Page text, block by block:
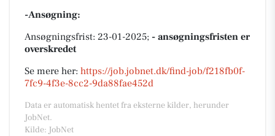
-Ansøgning:
Ansøgningsfrist: 23-01-2025; - ansøgningsfristen er
overskredet
Se mere her: https://job.jobnet.dk/find-job/f218fb0f-
7fc9-4f3e-8cc2-9da88fae452d
Data er automatisk hentet fra eksterne kilder, herunder
JobNet.
Kilde: JobNet